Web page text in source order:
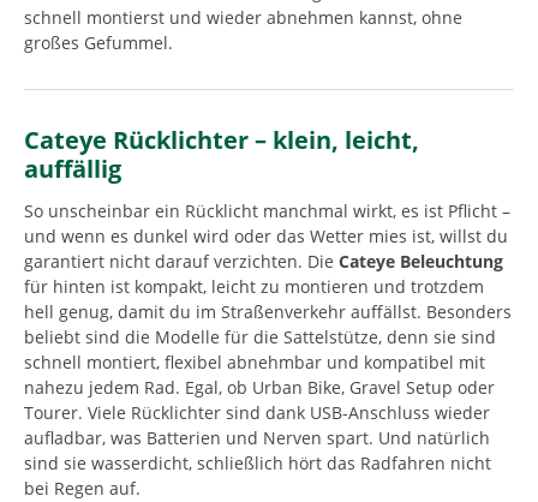
schnell montierst und wieder abnehmen kannst, ohne
großes Gefummel.
Cateye Rücklichter – klein, leicht,
auffällig
So unscheinbar ein Rücklicht manchmal wirkt, es ist Pflicht –
und wenn es dunkel wird oder das Wetter mies ist, willst du
garantiert nicht darauf verzichten. Die Cateye Beleuchtung
für hinten ist kompakt, leicht zu montieren und trotzdem
hell genug, damit du im Straßenverkehr auffällst. Besonders
beliebt sind die Modelle für die Sattelstütze, denn sie sind
schnell montiert, flexibel abnehmbar und kompatibel mit
nahezu jedem Rad. Egal, ob Urban Bike, Gravel Setup oder
Tourer. Viele Rücklichter sind dank USB-Anschluss wieder
aufladbar, was Batterien und Nerven spart. Und natürlich
sind sie wasserdicht, schließlich hört das Radfahren nicht
bei Regen auf.